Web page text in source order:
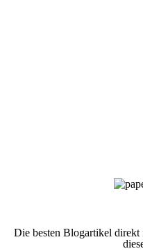
Die besten Blogartikel